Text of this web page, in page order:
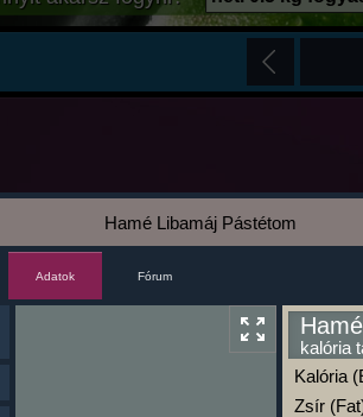
Hamé Libamáj Pástétom
Adatok Fórum
kalória
Kalória
Zsír